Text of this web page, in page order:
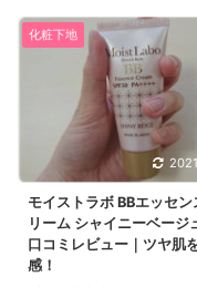
す。 キャンメイクの
は昔から大好きで、
の頃から愛用してお
す。プチプラなのに
上がりもすごく満足
るものが多くて、信
おけるコスメブラン
と思っています！ リ
やチークなどは今ま
たくさん持ってい ...
ークスPW38は、プ
ピンクで深みのある
がブルベさんに似合
ークカラーとして人
ある色です。 チーク
言うとピンクやオレ
が定番ですが、この
ダーチークスPW38
ラムピンクで深みの
色味で定番カラーか
戦して見たい人には
化粧下地
モイストラボ BBエッセン
リーム シャイニーベージ
口コミレビュー｜ツヤ肌
感！